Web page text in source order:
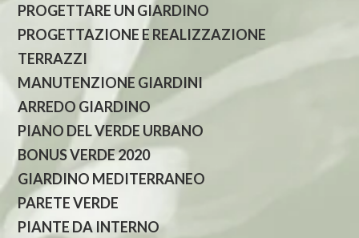
PROGETTARE UN GIARDINO
PROGETTAZIONE E REALIZZAZIONE
TERRAZZI
MANUTENZIONE GIARDINI
ARREDO GIARDINO
PIANO DEL VERDE URBANO
BONUS VERDE 2020
GIARDINO MEDITERRANEO
PARETE VERDE
PIANTE DA INTERNO